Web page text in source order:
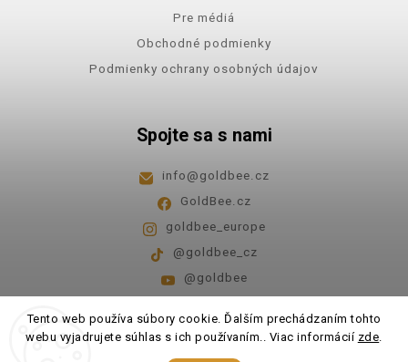
Tento web používa súbory cookie. Ďalším prechádzaním tohto
webu vyjadrujete súhlas s ich používaním.. Viac informácií zde.
Pre médiá
Obchodné podmienky
Podmienky ochrany osobných údajov
Spojte sa s nami
info@goldbee.cz
GoldBee.cz
goldbee_europe
@goldbee_cz
@goldbee
Pondelok - piatok 8:00-14:00